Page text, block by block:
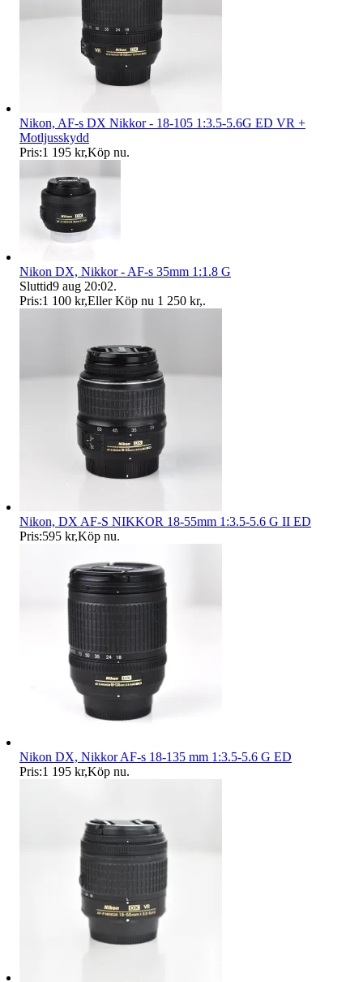
Nikon, AF-s DX Nikkor - 18-105 1:3.5-5.6G ED VR +
Motljusskydd
Pris:1 195 kr,Köp nu.
Nikon DX, Nikkor - AF-s 35mm 1:1.8 G
Sluttid9 aug 20:02.
Pris:1 100 kr,Eller Köp nu 1 250 kr,.
Nikon, DX AF-S NIKKOR 18-55mm 1:3.5-5.6 G II ED
Pris:595 kr,Köp nu.
Nikon DX, Nikkor AF-s 18-135 mm 1:3.5-5.6 G ED
Pris:1 195 kr,Köp nu.